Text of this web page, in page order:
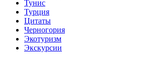
Тунис
Турция
Цитаты
Черногория
Экотуризм
Экскурсии